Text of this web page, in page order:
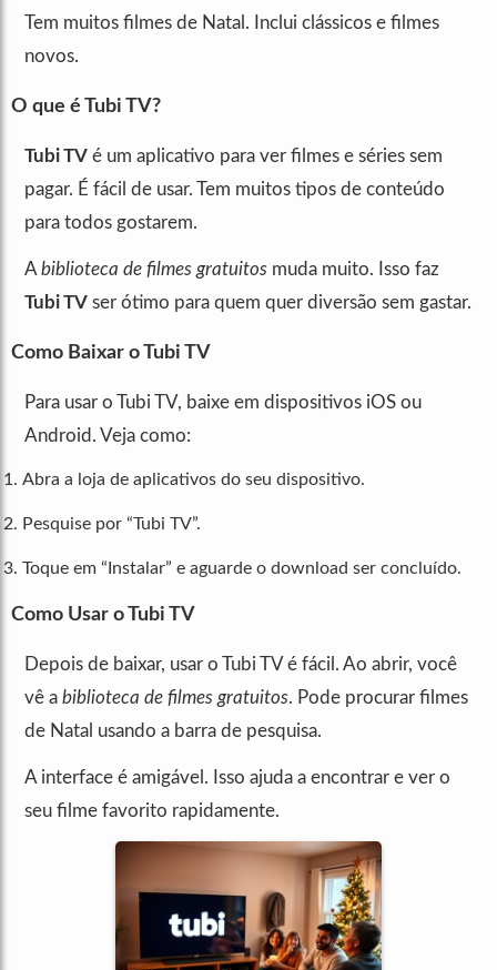
Tem muitos filmes de Natal. Inclui clássicos e filmes
novos.
O que é Tubi TV?
Tubi TV é um aplicativo para ver filmes e séries sem
pagar. É fácil de usar. Tem muitos tipos de conteúdo
para todos gostarem.
A biblioteca de filmes gratuitos muda muito. Isso faz
Tubi TV ser ótimo para quem quer diversão sem gastar.
Como Baixar o Tubi TV
Para usar o Tubi TV, baixe em dispositivos iOS ou
Android. Veja como:
Abra a loja de aplicativos do seu dispositivo.
Pesquise por “Tubi TV”.
Toque em “Instalar” e aguarde o download ser concluído.
Como Usar o Tubi TV
Depois de baixar, usar o Tubi TV é fácil. Ao abrir, você
vê a biblioteca de filmes gratuitos. Pode procurar filmes
de Natal usando a barra de pesquisa.
A interface é amigável. Isso ajuda a encontrar e ver o
seu filme favorito rapidamente.